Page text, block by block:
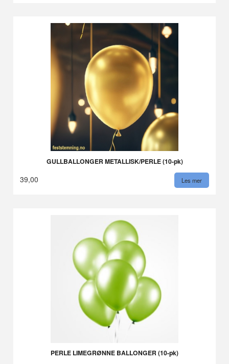
GULLBALLONGER METALLISK/PERLE (10-pk)
39,00 Les mer
PERLE LIMEGRØNNE BALLONGER (10-pk)